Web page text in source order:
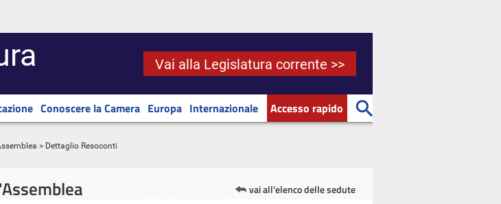
Vai alla Legislatura corrente >>
Conoscere la Camera Europa Internazionale Accesso rapido
> Dettaglio Resoconti
vai all'elenco delle sedute